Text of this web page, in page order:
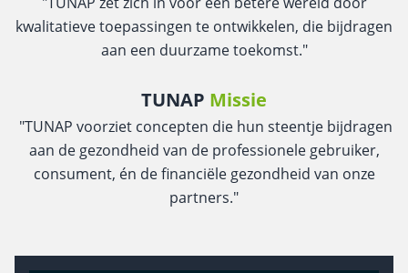
kwalitatieve toepassingen te ontwikkelen, die bijdragen
aan een duurzame toekomst."
TUNAP Missie
"TUNAP voorziet concepten die hun steentje bijdragen
aan de gezondheid van de professionele gebruiker,
consument, én de financiële gezondheid van onze
partners."